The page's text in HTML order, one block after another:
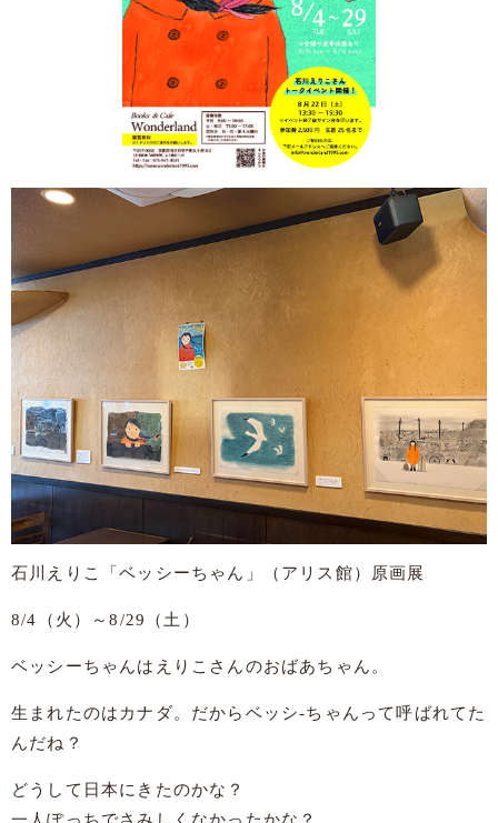
石川えりこ「ベッシーちゃん」（アリス館）原画展
8/4（火）～8/29（土）
ベッシーちゃんはえりこさんのおばあちゃん。
生まれたのはカナダ。だからベッシ-ちゃんって呼ばれてた
んだね？
どうして日本にきたのかな？